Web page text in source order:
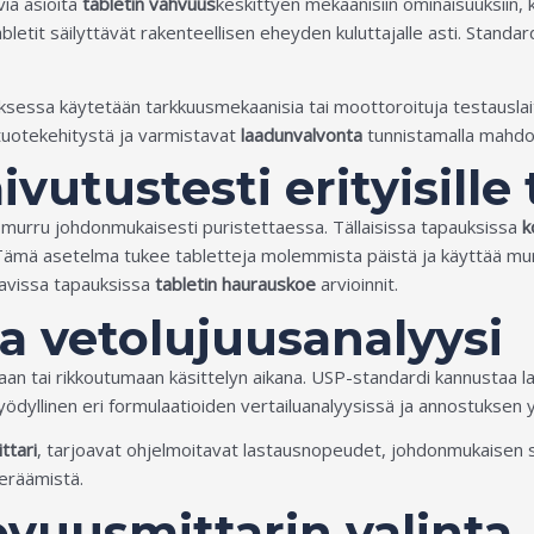
säilyttävät rakenteellisen eheyden kuluttajalle asti.
käytetään tarkkuusmekaanisia tai moottoroituja
ja varmistavat laadunvalvonta tunnistamalla
johdonmukaisesti puristettaessa. Tällaisissa tapauksissa
asetelma tukee tabletteja molemmista päistä ja käyttää
tapauksissa tabletin haurauskoe arvioinnit.
vetolujuusanalyysi
tai rikkoutumaan käsittelyn aikana. USP-standardi kannustaa
eri formulaatioiden vertailuanalyysissä ja annostuksen
, tarjoavat ohjelmoitavat lastausnopeudet,